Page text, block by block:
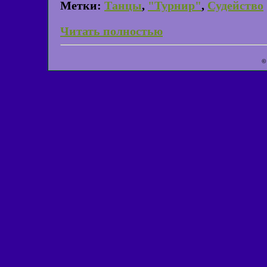
Метки: Танцы, "Турнир", Судейство
Читать полностью
©